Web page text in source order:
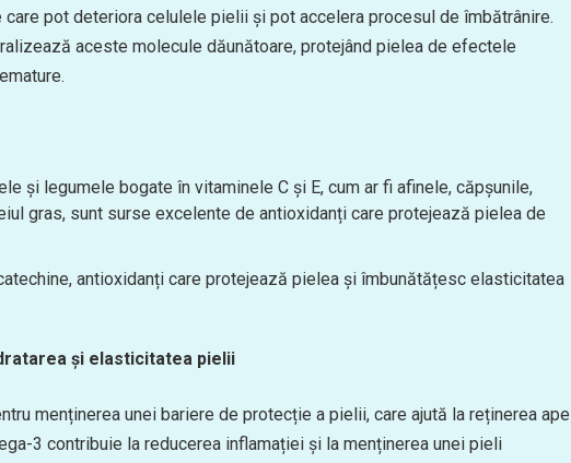
pot deteriora celulele pielii și pot accelera procesul de îmbătrânire.
aceste molecule dăunătoare, protejând pielea de efectele
și legumele bogate în vitaminele C și E, cum ar fi afinele, căpșunile,
gras, sunt surse excelente de antioxidanți care protejează pielea de
antioxidanți care protejează pielea și îmbunătățesc elasticitatea
și elasticitatea pielii
menținerea unei bariere de protecție a pielii, care ajută la reținerea
3 contribuie la reducerea inflamației și la menținerea unei pieli